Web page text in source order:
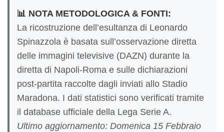
📊 NOTA METODOLOGICA & FONTI:
La ricostruzione dell’esultanza di Leonardo
Spinazzola è basata sull’osservazione diretta
delle immagini televisive (DAZN) durante la
diretta di Napoli-Roma e sulle dichiarazioni
post-partita raccolte dagli inviati allo Stadio
Maradona. I dati statistici sono verificati tramite
il database ufficiale della Lega Serie A.
Ultimo aggiornamento: Domenica 15 Febbraio